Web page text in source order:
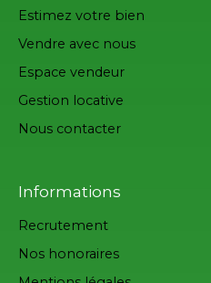
Estimez votre bien
Vendre avec nous
Espace vendeur
Gestion locative
Nous contacter
Informations
Recrutement
Nos honoraires